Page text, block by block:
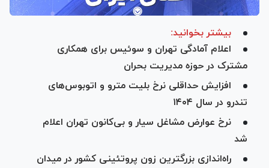
بیشتر بخوانید:
اعلام آمادگی تهران و سوئیس برای همکاری
مشترک در حوزه مدیریت بحران
افزایش حداقلی نرخ بلیت مترو و اتوبوس‌های
تندرو در سال ۱۴۰۴
نرخ عوارض مشاغل سیار و بی‌کانون تهران اعلام
شد
راه‌اندازی بزرگترین زون پروتئینی کشور در میدان